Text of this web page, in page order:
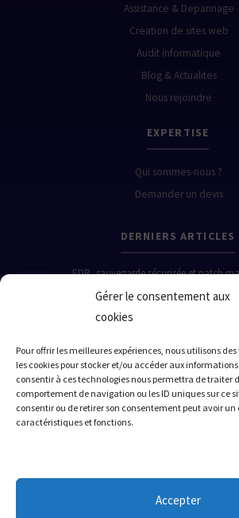
Gérer le consentement aux
cookies
Pour offrir les meilleures expériences, nous utilisons
les cookies pour stocker et/ou accéder aux
consentir à ces technologies nous permettra de traiter
comportement de navigation ou les ID uniques sur ce
consentir ou de retirer son consentement peut avoir
caractéristiques et fonctions.
Accepter
Assistance & Depannage
Creation de sites web
Audit informatique
Blog & Actualites
Nous rejoindre
EXPERTISE
Qui sommes-nous ?
Demander un devis
DERNIERS ARTICLES
EDR, sauvegarde sécurisée et patch
sauvegarde sécurisée et le
19 Juin 2026
Quand la cybersécurité sauve (ou coule)
vraies sur l'EDR, la sauvegarde et le
Cannes Antibes